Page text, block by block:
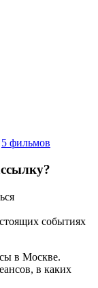
5 фильмов
событиях
в Москве.
в каких